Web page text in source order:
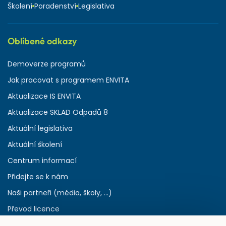
Školení Poradenství Legislativa
Oblíbené odkazy
Demoverze programů
Jak pracovat s programem ENVITA
Aktualizace IS ENVITA
Aktualizace SKLAD Odpadů 8
Aktuální legislativa
Aktuální školení
Centrum informací
Přidejte se k nám
Naši partneři (média, školy, ...)
Převod licence